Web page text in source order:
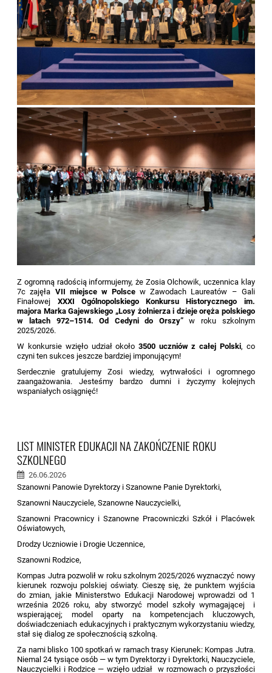
Z ogromną radością informujemy, że Zosia Olchowik, uczennica klay
7c zajęła VII miejsce w Polsce w Zawodach Laureatów – Gali
Finałowej XXXI Ogólnopolskiego Konkursu Historycznego im.
majora Marka Gajewskiego „Losy żołnierza i dzieje oręża polskiego
w latach 972–1514. Od Cedyni do Orszy”w roku szkolnym
2025/2026.
W konkursie wzięło udział około 3500 uczniów z całej Polski, co
czyni ten sukces jeszcze bardziej imponującym!
Serdecznie gratulujemy Zosi wiedzy, wytrwałości i ogromnego
zaangażowania. Jesteśmy bardzo dumni i życzymy kolejnych
wspaniałych osiągnięć!
LIST MINISTER EDUKACJI NA ZAKOŃCZENIE ROKU
SZKOLNEGO
26.06.2026
Szanowni Panowie Dyrektorzy i Szanowne Panie Dyrektorki,
Szanowni Nauczyciele, Szanowne Nauczycielki,
Szanowni Pracownicy i Szanowne Pracowniczki Szkół i Placówek
Oświatowych,
Drodzy Uczniowie i Drogie Uczennice,
Szanowni Rodzice,
Kompas Jutra pozwolił w roku szkolnym 2025/2026 wyznaczyć nowy
kierunek rozwoju polskiej oświaty. Cieszę się, że punktem wyjścia
do zmian, jakie Ministerstwo Edukacji Narodowej wprowadzi od 1
września 2026 roku, aby stworzyć model szkoły wymagającej i
wspierającej; model oparty na kompetencjach kluczowych,
doświadczeniach edukacyjnych i praktycznym wykorzystaniu wiedzy,
stał się dialog ze społecznością szkolną.
Za nami blisko 100 spotkań w ramach trasy Kierunek: Kompas Jutra.
Niemal 24 tysiące osób — w tym Dyrektorzy i Dyrektorki, Nauczyciele,
Nauczycielki i Rodzice — wzięło udział w rozmowach o przyszłości